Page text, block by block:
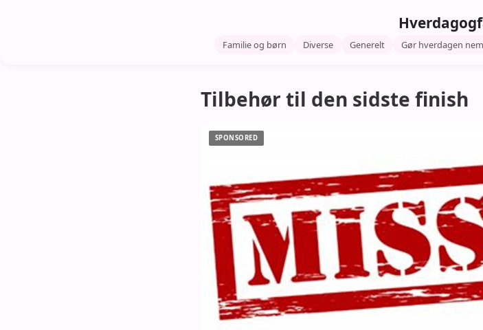
Familie og børn Diverse Generelt Gør hverdagen
Tilbehør til den sidste finish